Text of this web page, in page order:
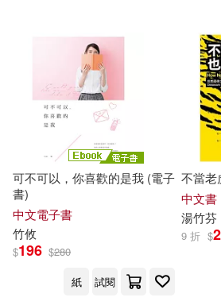
Hackers Academia(14)
Miki Aizawa(14)
h.m.p(14) ようよう(14)
一行禪師(14) 以克著(14)
庭鳥ヒナコ(14)
徐以驊(14) 愁いち(14)
廣東人民出版社(69) 晨
中國法制出版社(68)
中國環境科學出版社(67)
中國農業科學技術出版社(66)
麥田(66)
可不可以，你喜歡的是我 (電子
書)
中文電子書
竹攸
$196 $280
紙
試閱
不當老
中文書
湯竹芬
9 折 $